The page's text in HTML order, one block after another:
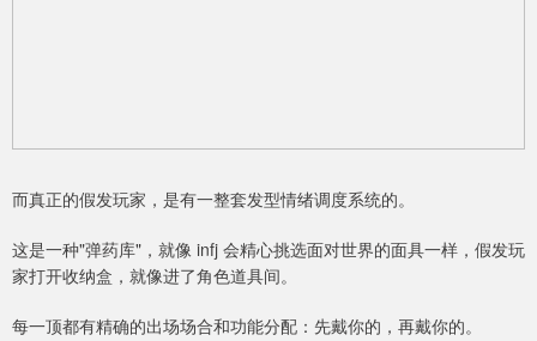
而真正的假发玩家，是有一整套发型情绪调度系统的。
这是一种"弹药库"，就像 infj 会精心挑选面对世界的面具一样，假发玩
家打开收纳盒，就像进了角色道具间。
每一顶都有精确的出场场合和功能分配：先戴你的，再戴你的。